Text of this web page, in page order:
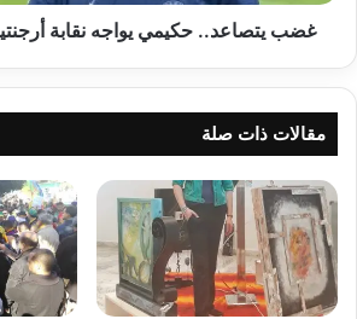
غضب يتصاعد.. حكيمي يواجه نقابة
مقالات ذات صلة